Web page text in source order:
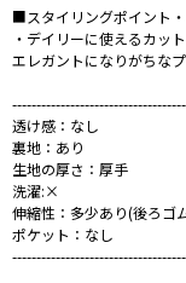
■スタイリングポイント
・デイリーに使えるカッ
エレガントになりがちな
透け感：なし
裏地：あり
生地の厚さ：厚手
洗濯:×
伸縮性：多少あり(後ろゴ
ポケット：なし